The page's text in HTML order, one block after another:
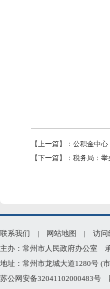
【上一篇】： 公积金中心
【下一篇】： 税务局：举
联系我们 | 网站地图 | 访问
主办：常州市人民政府办公室
地址：常州市龙城大道1280号 (
苏公网安备32041102000483号